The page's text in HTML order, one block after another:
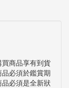
商品享有到貨
必須於鑑賞期
必須是全新狀